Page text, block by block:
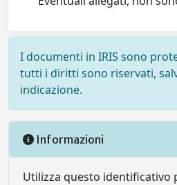
I documenti in IRIS sono
tutti i diritti sono riservati,
indicazione.
Informazioni
Utilizza questo identificativo